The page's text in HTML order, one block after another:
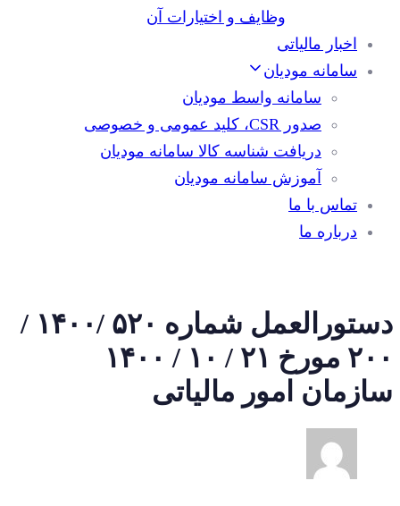
وظایف و اختیارات آن
اخبار مالیاتی
سامانه مودیان
سامانه واسط مودیان
صدور CSR، کلید عمومی و خصوصی
دریافت شناسه کالا سامانه مودیان
آموزش سامانه مودیان
تماس با ما
درباره ما
دستورالعمل شماره ۵٢٠ /١۴٠٠ /
٢٠٠ مورخ ٢١ / ١٠ / ١۴٠٠
سازمان امور مالیاتی